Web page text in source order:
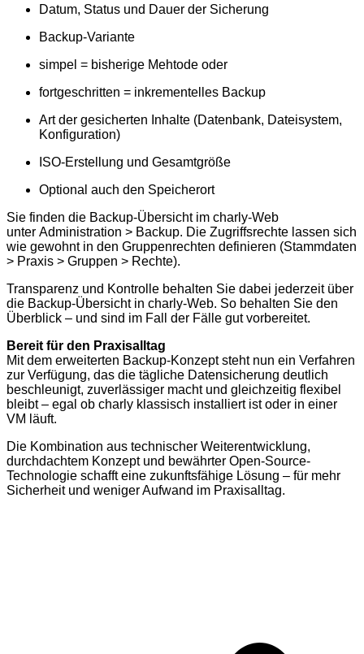
Datum, Status und Dauer der Sicherung
Backup-Variante
simpel = bisherige Mehtode oder
fortgeschritten = inkrementelles Backup
Art der gesicherten Inhalte (Datenbank, Dateisystem,
Konfiguration)
ISO-Erstellung und Gesamtgröße
Optional auch den Speicherort
Sie finden die Backup-Übersicht im charly-Web
unter Administration > Backup. Die Zugriffsrechte lassen sich
wie gewohnt in den Gruppenrechten definieren (Stammdaten
> Praxis > Gruppen > Rechte).
Transparenz und Kontrolle behalten Sie dabei jederzeit über
die Backup-Übersicht in charly-Web. So behalten Sie den
Überblick – und sind im Fall der Fälle gut vorbereitet.
Bereit für den Praxisalltag
Mit dem erweiterten Backup-Konzept steht nun ein Verfahren
zur Verfügung, das die tägliche Datensicherung deutlich
beschleunigt, zuverlässiger macht und gleichzeitig flexibel
bleibt – egal ob charly klassisch installiert ist oder in einer
VM läuft.
Die Kombination aus technischer Weiterentwicklung,
durchdachtem Konzept und bewährter Open-Source-
Technologie schafft eine zukunftsfähige Lösung – für mehr
Sicherheit und weniger Aufwand im Praxisalltag.